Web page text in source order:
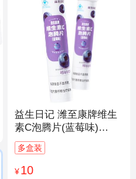
益生日记 潍至康牌维生
素C泡腾片(蓝莓味)
4.0g*20片
多盒装
¥10